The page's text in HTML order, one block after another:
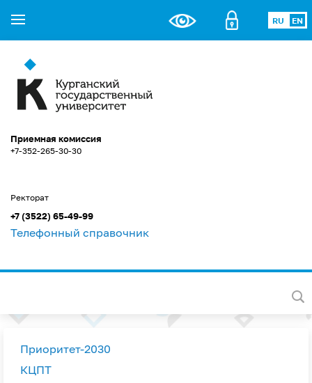
RU EN
Приемная комиссия
+7-352-265-30-30
Ректорат
+7 (3522) 65-49-99
Телефонный справочник
Приоритет-2030
КЦПТ